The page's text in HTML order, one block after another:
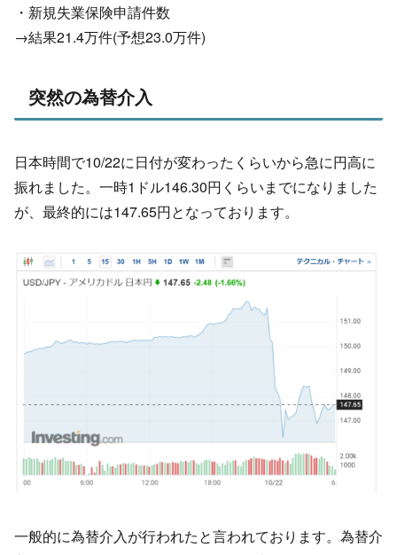
・新規失業保険申請件数
→結果21.4万件(予想23.0万件)
突然の為替介入
日本時間で10/22に日付が変わったくらいから急に円高に
振れました。一時1ドル146.30円くらいまでになりました
が、最終的には147.65円となっております。
一般的に為替介入が行われたと言われております。為替介